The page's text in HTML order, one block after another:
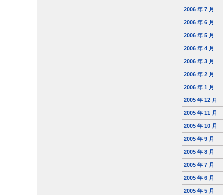
2006 年 7 月
2006 年 6 月
2006 年 5 月
2006 年 4 月
2006 年 3 月
2006 年 2 月
2006 年 1 月
2005 年 12 月
2005 年 11 月
2005 年 10 月
2005 年 9 月
2005 年 8 月
2005 年 7 月
2005 年 6 月
2005 年 5 月